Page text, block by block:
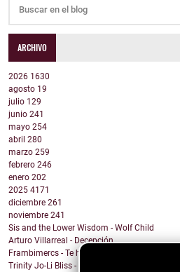
ARCHIVO
2026 1630
agosto 19
julio 129
junio 241
mayo 254
abril 280
marzo 259
febrero 246
enero 202
2025 4171
diciembre 261
noviembre 241
Sis and the Lower Wisdom - Wolf Child
Arturo Villarreal - Decepción
Frambimercs - Te he podido superar
Trinity Jo-Li Bliss - You Make Me Wanna Dance